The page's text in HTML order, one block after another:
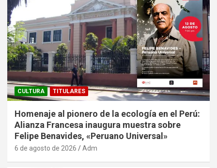
CULTURA TITULARES
Homenaje al pionero de la ecología en el Perú:
Alianza Francesa inaugura muestra sobre
Felipe Benavides, «Peruano Universal»
6 de agosto de 2026 Adm